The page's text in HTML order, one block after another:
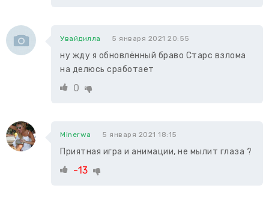
Увайдилла 5 января 2021 20:55
ну жду я обновлённый браво Старс взлома
на делюсь сработает
0
Minerwa 5 января 2021 18:15
Приятная игра и анимации, не мылит глаза ?
-13